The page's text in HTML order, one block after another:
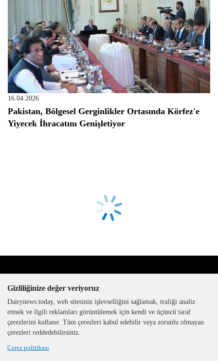
16.04.2026
Pakistan, Bölgesel Gerginlikler Ortasında Körfez'e
Yiyecek İhracatını Genişletiyor
The DairyNews, tüm hakları
saklıdır, 2000-2026
Gizliliğinize değer veriyoruz
Dairynews.today, web sitesinin işlevselliğini sağlamak, trafiği analiz
etmek ve ilgili reklamları görüntülemek için kendi ve üçüncü taraf
çerezlerini kullanır. Tüm çerezleri kabul edebilir veya zorunlu olmayan
çerezleri reddedebilirsiniz.
Çerez politikası